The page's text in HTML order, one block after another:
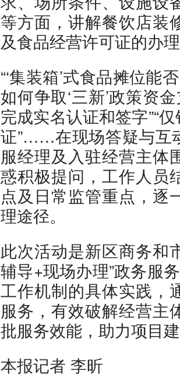
等方面，讲解餐饮店装
及食品经营许可证的办
“‘集装箱’式食品摊位能
如何争取‘三新’政策资
完成实名认证和签字”“
证”……在现场答疑与互
服经理及入驻经营主体
惑积极提问，工作人员
点及日常监管重点，逐
理途径。
此次活动是新区商务和
辅导+现场办理”政务服
工作机制的具体实践，
服务，有效破解经营主
批服务效能，助力项目
本报记者 李昕